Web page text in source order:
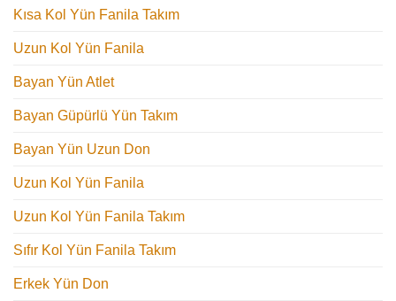
Kısa Kol Yün Fanila Takım
Uzun Kol Yün Fanila
Bayan Yün Atlet
Bayan Güpürlü Yün Takım
Bayan Yün Uzun Don
Uzun Kol Yün Fanila
Uzun Kol Yün Fanila Takım
Sıfır Kol Yün Fanila Takım
Erkek Yün Don